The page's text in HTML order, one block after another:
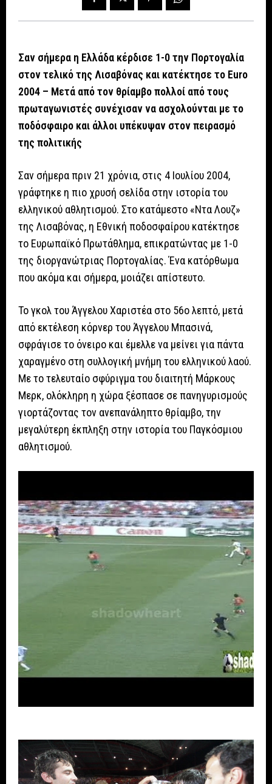
Σαν σήμερα η Ελλάδα κέρδισε 1-0 την Πορτογαλία
στον τελικό της Λισαβόνας και κατέκτησε το Euro
2004 – Μετά από τον θρίαμβο πολλοί από τους
πρωταγωνιστές συνέχισαν να ασχολούνται με το
ποδόσφαιρο και άλλοι υπέκυψαν στον πειρασμό
της πολιτικής
Σαν σήμερα πριν 21 χρόνια, στις 4 Ιουλίου 2004,
γράφτηκε η πιο χρυσή σελίδα στην ιστορία του
ελληνικού αθλητισμού. Στο κατάμεστο «Ντα Λουζ»
της Λισαβόνας, η Eθνική ποδοσφαίρου κατέκτησε
το Ευρωπαϊκό Πρωτάθλημα, επικρατώντας με 1-0
της διοργανώτριας Πορτογαλίας. Ένα κατόρθωμα
που ακόμα και σήμερα, μοιάζει απίστευτο.
Το γκολ του Άγγελου Χαριστέα στο 56ο λεπτό, μετά
από εκτέλεση κόρνερ του Άγγελου Μπασινά,
σφράγισε το όνειρο και έμελλε να μείνει για πάντα
χαραγμένο στη συλλογική μνήμη του ελληνικού λαού.
Με το τελευταίο σφύριγμα του διαιτητή Μάρκους
Μερκ, ολόκληρη η χώρα ξέσπασε σε πανηγυρισμούς
γιορτάζοντας τον ανεπανάληπτο θρίαμβο, την
μεγαλύτερη έκπληξη στην ιστορία του Παγκόσμιου
αθλητισμού.